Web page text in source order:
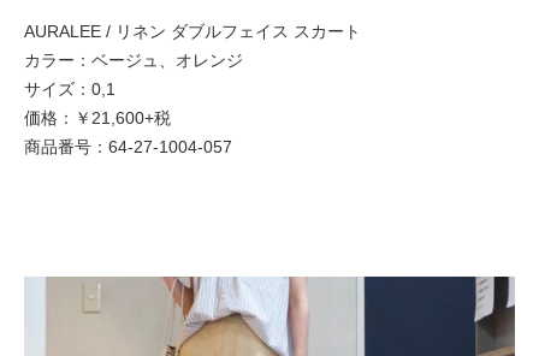
AURALEE / リネン ダブルフェイス スカート
カラー：ベージュ、オレンジ
サイズ：0,1
価格：￥21,600+税
商品番号：64-27-1004-057